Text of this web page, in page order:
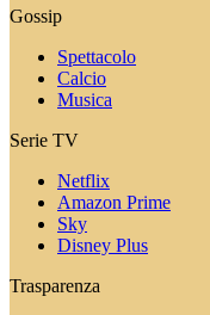
Gossip
Spettacolo
Calcio
Musica
Serie TV
Netflix
Amazon Prime
Sky
Disney Plus
Trasparenza